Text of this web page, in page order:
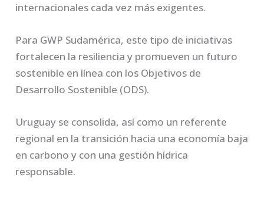
internacionales cada vez más exigentes.
Para GWP Sudamérica, este tipo de iniciativas
fortalecen la resiliencia y promueven un futuro
sostenible en línea con los Objetivos de
Desarrollo Sostenible (ODS).
Uruguay se consolida, así como un referente
regional en la transición hacia una economía baja
en carbono y con una gestión hídrica
responsable.